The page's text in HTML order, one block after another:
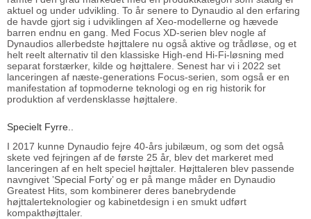
aktuel og under udvikling. To år senere to Dynaudio al den erfaring
de havde gjort sig i udviklingen af Xeo-modellerne og hævede
barren endnu en gang. Med Focus XD-serien blev nogle af
Dynaudios allerbedste højttalere nu også aktive og trådløse, og et
helt reelt alternativ til den klassiske High-end Hi-Fi-løsning med
separat forstærker, kilde og højttalere. Senest har vi i 2022 set
lanceringen af næste-generations Focus-serien, som også er en
manifestation af topmoderne teknologi og en rig historik for
produktion af verdensklasse højttalere.
Specielt Fyrre..
I 2017 kunne Dynaudio fejre 40-års jubilæum, og som det også
skete ved fejringen af de første 25 år, blev det markeret med
lanceringen af en helt speciel højttaler. Højttaleren blev passende
navngivet ’Special Forty’ og er på mange måder en Dynaudio
Greatest Hits, som kombinerer deres banebrydende
højttalerteknologier og kabinetdesign i en smukt udført
kompakthøjttaler.